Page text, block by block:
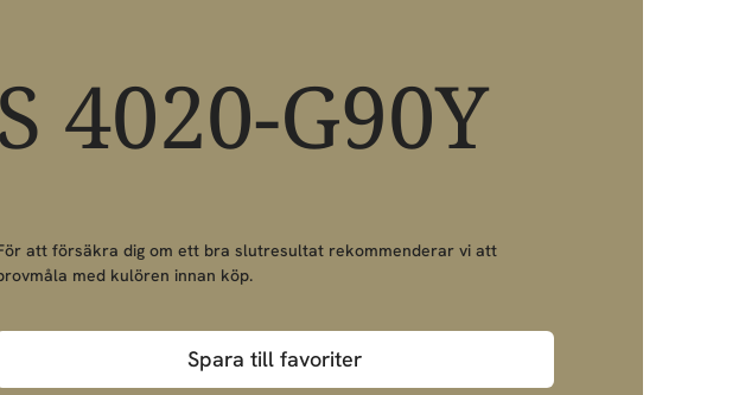
S 4020-G90Y
att försäkra dig om ett bra slutresultat rekommenderar vi att
med kulören innan köp.
Spara till favoriter